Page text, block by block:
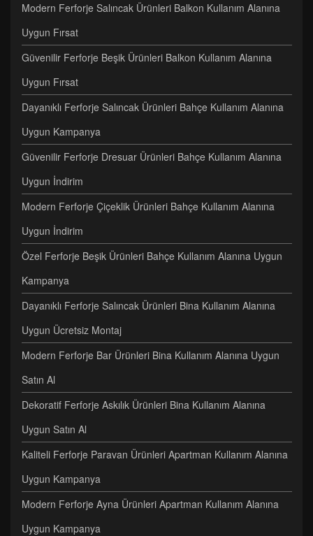
Modern Ferforje Salıncak Ürünleri Balkon Kullanım Alanına
Uygun Fırsat
Güvenilir Ferforje Beşik Ürünleri Balkon Kullanım Alanına
Uygun Fırsat
Dayanıklı Ferforje Salıncak Ürünleri Bahçe Kullanım Alanına
Uygun Kampanya
Güvenilir Ferforje Dresuar Ürünleri Bahçe Kullanım Alanına
Uygun İndirim
Modern Ferforje Çiçeklik Ürünleri Bahçe Kullanım Alanına
Uygun İndirim
Özel Ferforje Beşik Ürünleri Bahçe Kullanım Alanına Uygun
Kampanya
Dayanıklı Ferforje Salıncak Ürünleri Bina Kullanım Alanına
Uygun Ücretsiz Montaj
Modern Ferforje Bar Ürünleri Bina Kullanım Alanına Uygun
Satın Al
Dekoratif Ferforje Askılık Ürünleri Bina Kullanım Alanına
Uygun Satın Al
Kaliteli Ferforje Paravan Ürünleri Apartman Kullanım Alanına
Uygun Kampanya
Modern Ferforje Ayna Ürünleri Apartman Kullanım Alanına
Uygun Kampanya